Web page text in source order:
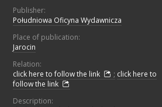
Publisher:
Południowa Oficyna Wydawnicza
Place of publication:
Jarocin
Relation:
click here to follow the link
; click here to
follow the link
Description: